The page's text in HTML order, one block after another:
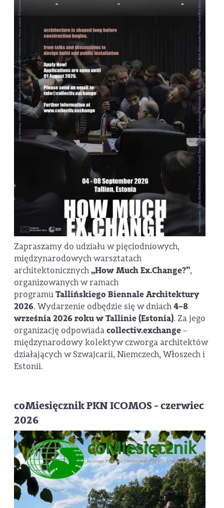
Zapraszamy do udziału w pięciodniowych,
międzynarodowych warsztatach
architektonicznych„How Much Ex.Change?”,
organizowanych w ramach
programuTallińskiego Biennale Architektury
2026. Wydarzenie odbędzie się w dniach4–8
września 2026 roku w Tallinie (Estonia). Za jego
organizację odpowiadacollectiv.exchange–
międzynarodowy kolektyw czworga architektów
działających w Szwajcarii, Niemczech, Włoszech i
Estonii.
coMiesięcznik PKN ICOMOS - czerwiec
2026